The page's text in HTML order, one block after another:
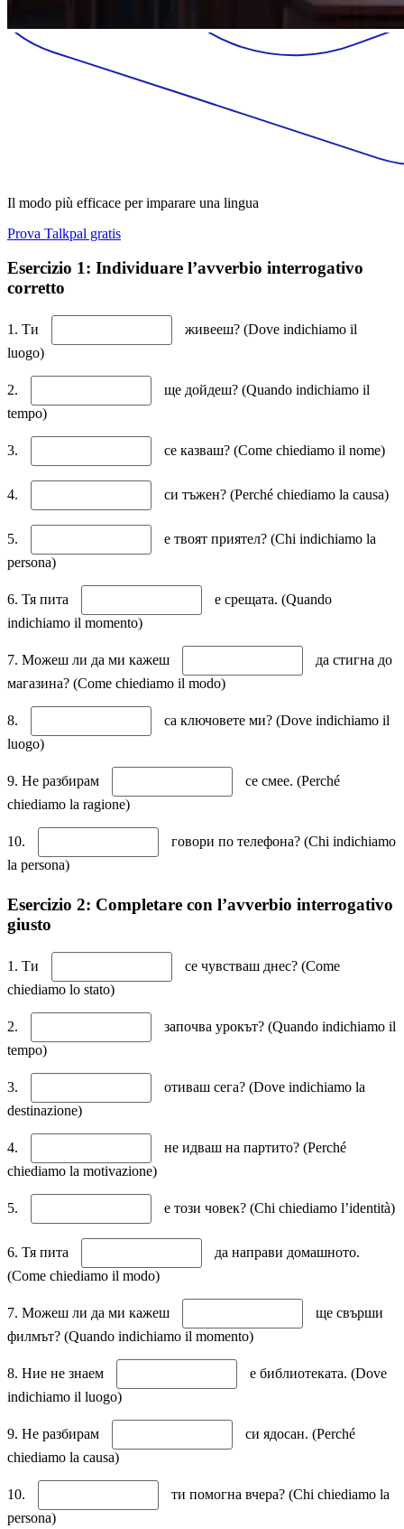
Il modo più efficace per imparare una lingua
Prova Talkpal gratis
Esercizio 1: Individuare l’avverbio interrogativo
corretto
1. Ти
живееш? (Dove indichiamo il
luogo)
2.
ще дойдеш? (Quando indichiamo il
tempo)
3. се казваш? (Come chiediamo il nome)
4. си тъжен? (Perché chiediamo la causa)
5.
е твоят приятел? (Chi indichiamo la
persona)
6. Тя пита
е срещата. (Quando
indichiamo il momento)
7. Можеш ли да ми кажеш
да стигна до
магазина? (Come chiediamo il modo)
8.
са ключовете ми? (Dove indichiamo il
luogo)
9. Не разбирам
се смее. (Perché
chiediamo la ragione)
10.
говори по телефона? (Chi indichiamo
la persona)
Esercizio 2: Completare con l’avverbio interrogativo
giusto
1. Ти
се чувстваш днес? (Come
chiediamo lo stato)
2.
започва урокът? (Quando indichiamo il
tempo)
3.
отиваш сега? (Dove indichiamo la
destinazione)
4.
не идваш на партито? (Perché
chiediamo la motivazione)
5. е този човек? (Chi chiediamo l’identità)
6. Тя пита
да направи домашното.
(Come chiediamo il modo)
7. Можеш ли да ми кажеш
ще свърши
филмът? (Quando indichiamo il momento)
8. Ние не знаем
е библиотеката. (Dove
indichiamo il luogo)
9. Не разбирам
си ядосан. (Perché
chiediamo la causa)
10.
ти помогна вчера? (Chi chiediamo la
persona)